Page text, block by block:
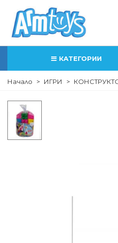
КАТЕГОРИИ
Начало > ИГРИ >